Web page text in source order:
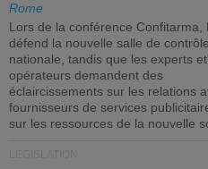
Rome
Lors de la conférence Confitarma,
défend la nouvelle salle de contrôle
nationale, tandis que les experts
opérateurs demandent des
éclaircissements sur les relations
fournisseurs de services
sur les ressources de la nouvelle